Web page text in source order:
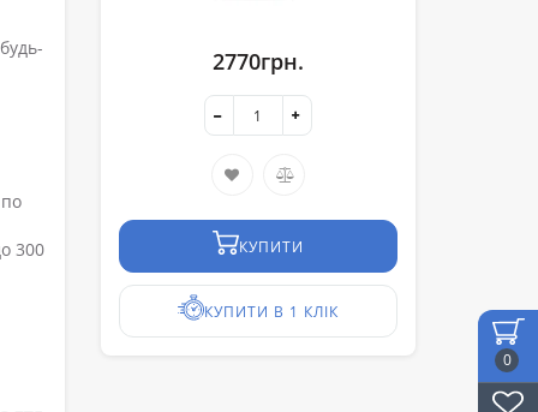
0
300
2770грн.
КУПИТИ
КУПИТИ В 1 КЛІК